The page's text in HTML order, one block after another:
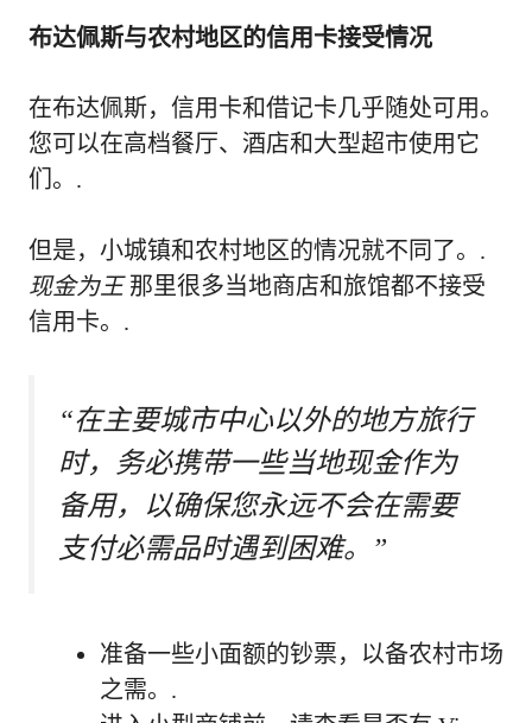
布达佩斯与农村地区的信用卡接受情况
在布达佩斯，信用卡和借记卡几乎随处可用。
您可以在高档餐厅、酒店和大型超市使用它
们。.
但是，小城镇和农村地区的情况就不同了。.
现金为王那里很多当地商店和旅馆都不接受
信用卡。.
“在主要城市中心以外的地方旅行
时，务必携带一些当地现金作为
备用，以确保您永远不会在需要
支付必需品时遇到困难。”
准备一些小面额的钞票，以备农村市场
之需。.